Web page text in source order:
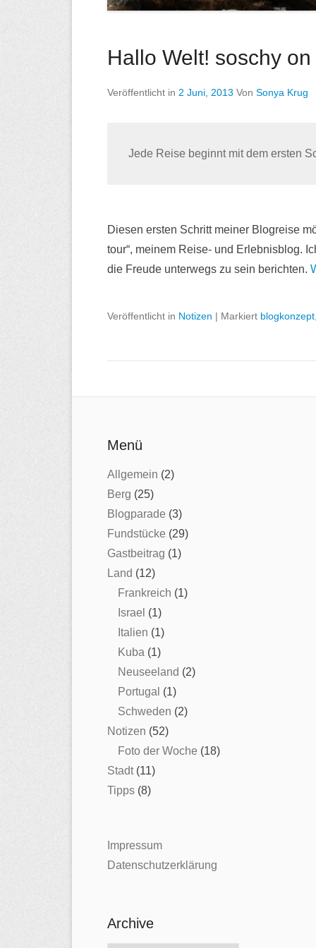
Hallo Welt! soschy
Veröffentlicht in 2 Juni, 2013 Von Sonya Krug
Jede Reise beginnt mit dem ersten
Diesen ersten Schritt meiner Blogreise
tour“, meinem Reise- und Erlebnisblog.
die Freude unterwegs zu sein berichten.
Veröffentlicht in Notizen | Markiert blogkonzept
Menü
Allgemein (2)
Berg (25)
Blogparade (3)
Fundstücke (29)
Gastbeitrag (1)
Land (12)
Frankreich (1)
Israel (1)
Italien (1)
Kuba (1)
Neuseeland (2)
Portugal (1)
Schweden (2)
Notizen (52)
Foto der Woche (18)
Stadt(11)
Tipps (8)
Impressum
Datenschutzerklärung
Archive